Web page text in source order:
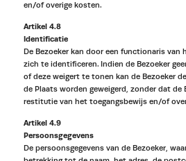
en/of overige kosten.
Artikel 4.8
Identificatie
De Bezoeker kan door een functionaris van
zich te identificeren. Indien de Bezoeker
of deze weigert te tonen kan de Bezoeker
de Plaats worden geweigerd, zonder dat de
restitutie van het toegangsbewijs en/of
Artikel 4.9
Persoonsgegevens
De persoonsgegevens van de Bezoeker,